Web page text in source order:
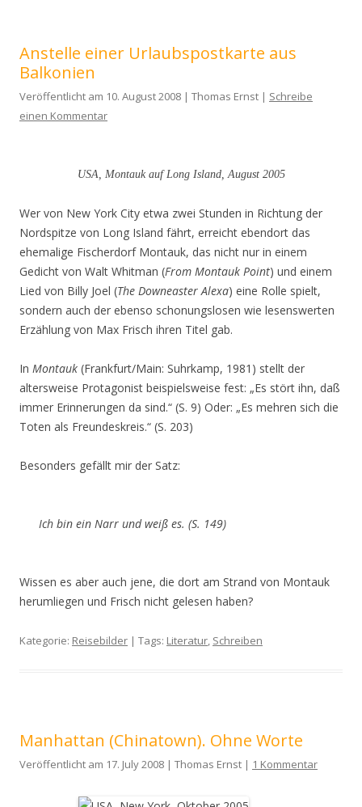
Anstelle einer Urlaubspostkarte aus
Balkonien
Veröffentlicht am 10. August 2008 | Thomas Ernst | Schreibe
einen Kommentar
USA, Montauk auf Long Island, August 2005
Wer von New York City etwa zwei Stunden in Richtung der
Nordspitze von Long Island fährt, erreicht ebendort das
ehemalige Fischerdorf Montauk, das nicht nur in einem
Gedicht von Walt Whitman (From Montauk Point) und einem
Lied von Billy Joel (The Downeaster Alexa) eine Rolle spielt,
sondern auch der ebenso schonungslosen wie lesenswerten
Erzählung von Max Frisch ihren Titel gab.
In Montauk (Frankfurt/Main: Suhrkamp, 1981) stellt der
altersweise Protagonist beispielsweise fest: „Es stört ihn, daß
immer Erinnerungen da sind.“ (S. 9) Oder: „Es mehren sich die
Toten als Freundeskreis.“ (S. 203)
Besonders gefällt mir der Satz:
Ich bin ein Narr und weiß es. (S. 149)
Wissen es aber auch jene, die dort am Strand von Montauk
herumliegen und Frisch nicht gelesen haben?
Kategorie: Reisebilder | Tags: Literatur, Schreiben
Manhattan (Chinatown). Ohne Worte
Veröffentlicht am 17. July 2008 | Thomas Ernst | 1 Kommentar